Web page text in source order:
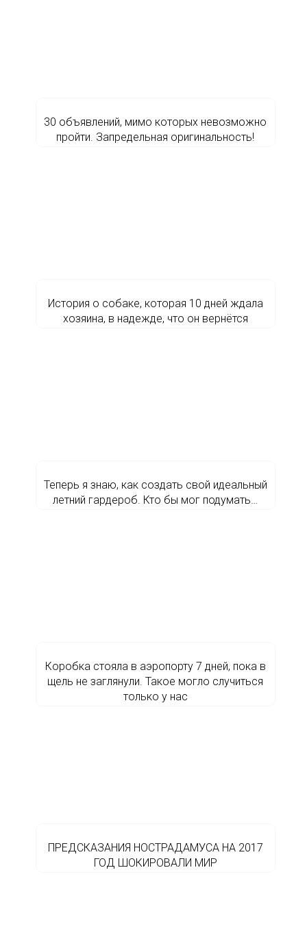
30 объявлений, мимо которых невозможно
пройти. Запредельная оригинальность!
История о собаке, которая 10 дней ждала
хозяина, в надежде, что он вернётся
Теперь я знаю, как создать свой идеальный
летний гардероб. Кто бы мог подумать…
Коробка стояла в аэропорту 7 дней, пока в
щель не заглянули. Такое могло случиться
только у нас
ПРЕДСКАЗАНИЯ НОСТРАДАМУСА НА 2017
ГОД ШОКИРОВАЛИ МИР